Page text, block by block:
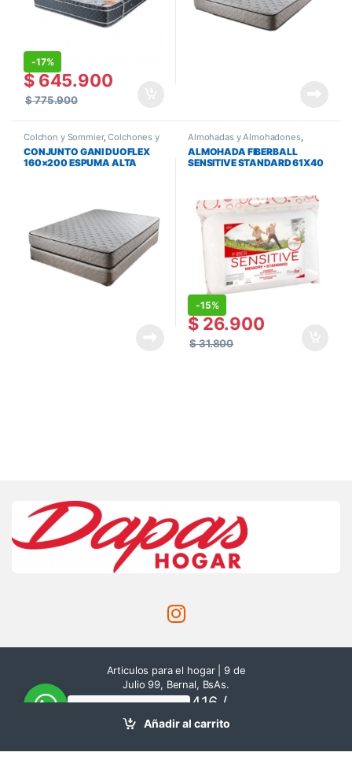
Añadir al carrito
-17%
$645.900
$775.900
Colchon y Sommier,Colchones y
Sommiers,Queen Size
CONJUNTO GANI DUOFLEX
160×200 ESPUMA ALTA
Almohadas y Almohadones,
Colchones y Sommiers
ALMOHADA FIBERBALL
SENSITIVE STANDARD 61X40
-15%
$26.900
$31.800
Articulos para el hogar | 9 de
Julio 99, Bernal, BsAs.
116514-8416 /
116500-0193
con nosotros